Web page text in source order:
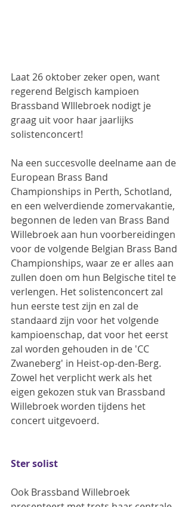
Laat 26 oktober zeker open, want
regerend Belgisch kampioen
Brassband WIllebroek nodigt je
graag uit voor haar jaarlijks
solistenconcert!
Na een succesvolle deelname aan de
European Brass Band
Championships in Perth, Schotland,
en een welverdiende zomervakantie,
begonnen de leden van Brass Band
Willebroek aan hun voorbereidingen
voor de volgende Belgian Brass Band
Championships, waar ze er alles aan
zullen doen om hun Belgische titel te
verlengen. Het solistenconcert zal
hun eerste test zijn en zal de
standaard zijn voor het volgende
kampioenschap, dat voor het eerst
zal worden gehouden in de 'CC
Zwaneberg' in Heist-op-den-Berg.
Zowel het verplicht werk als het
eigen gekozen stuk van Brassband
Willebroek worden tijdens het
concert uitgevoerd.
Ster solist
Ook Brassband Willebroek